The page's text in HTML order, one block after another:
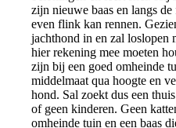
zijn nieuwe baas en langs
even flink kan rennen.
jachthond in en zal
hier rekening mee moeten
zijn bij een goed omheinde
middelmaat qua hoogte en
hond. Sal zoekt dus een
of geen kinderen. Geen
omheinde tuin en een baas